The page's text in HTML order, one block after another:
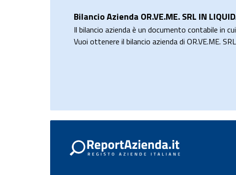
Bilancio Azienda OR.VE.ME. SRL IN
Il bilancio azienda è un documento contabile in
Vuoi ottenere il bilancio azienda di OR.VE.ME.